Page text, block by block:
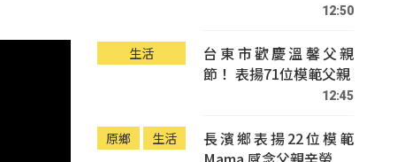
12:50
生活
台東市歡慶溫馨父親
節！ 表揚71位模範父親
12:45
原鄉 生活
長濱鄉表揚22位模範